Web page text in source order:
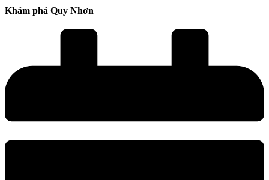
Khám phá Quy Nhơn